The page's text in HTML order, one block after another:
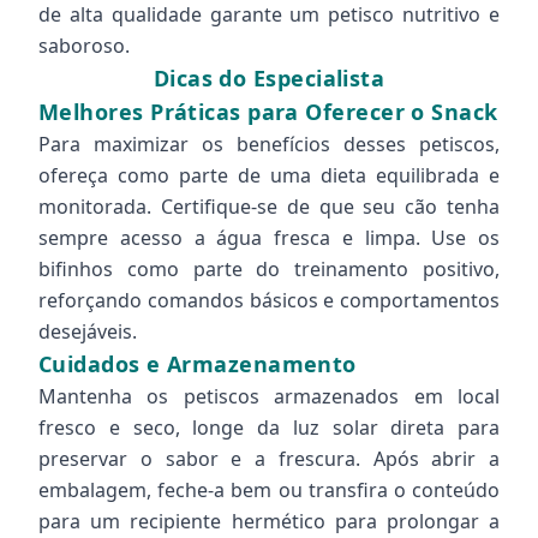
de alta qualidade garante um petisco nutritivo e
saboroso.
Dicas do Especialista
Melhores Práticas para Oferecer o Snack
Para maximizar os benefícios desses petiscos,
ofereça como parte de uma dieta equilibrada e
monitorada. Certifique-se de que seu cão tenha
sempre acesso a água fresca e limpa. Use os
bifinhos como parte do treinamento positivo,
reforçando comandos básicos e comportamentos
desejáveis.
Cuidados e Armazenamento
Mantenha os petiscos armazenados em local
fresco e seco, longe da luz solar direta para
preservar o sabor e a frescura. Após abrir a
embalagem, feche-a bem ou transfira o conteúdo
para um recipiente hermético para prolongar a